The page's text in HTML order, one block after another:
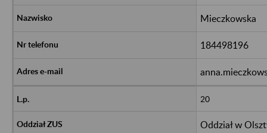
Mieczkowska
184498196
20
Oddział w